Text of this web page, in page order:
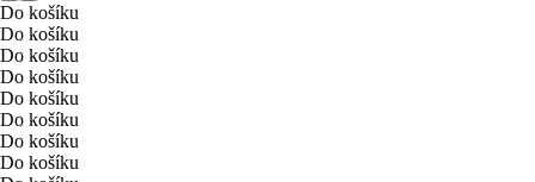
Do košíku
Do košíku
Do košíku
Do košíku
Do košíku
Do košíku
Do košíku
Do košíku